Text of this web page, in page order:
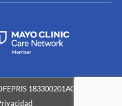
183300201A0829